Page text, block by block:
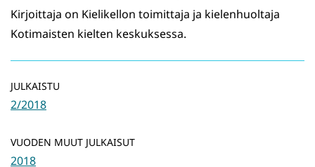
Kirjoittaja on Kielikellon toimittaja ja kielenhuoltaja
Kotimaisten kielten keskuksessa.
JULKAISTU
2/2018
VUODEN MUUT JULKAISUT
2018